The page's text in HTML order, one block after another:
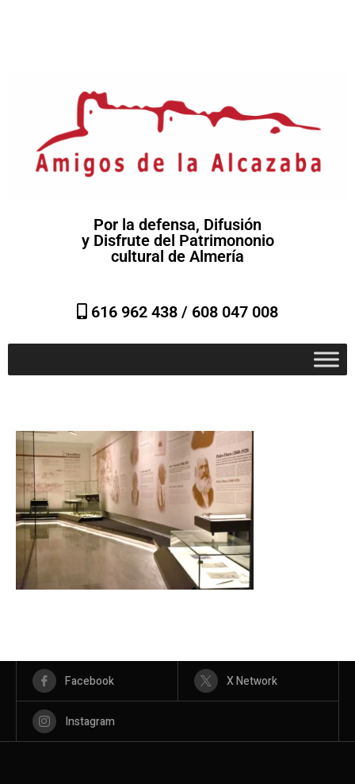
Por la defensa, Difusión
y Disfrute del Patrimononio
cultural de Almería
616 962 438 / 608 047 008
Facebook X Network
Instagram